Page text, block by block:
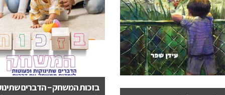
המשחק – הדברים שתינוקות
תעלומת השכן שממול – יוסף